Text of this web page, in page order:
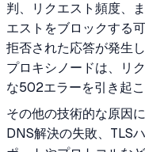
判、リクエスト頻度、
エストをブロックする
拒否された応答が発生
プロキシノードは、リ
な502エラーを引き起こ
その他の技術的な原因
DNS解決の失敗、TLS